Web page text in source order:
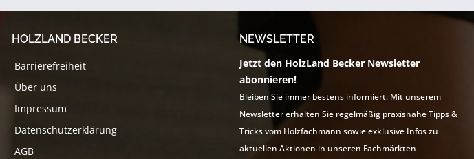
HOLZLAND BECKER
Barrierefreiheit
Über uns
Impressum
Datenschutzerklärung
AGB
NEWSLETTER
Jetzt den HolzLand Becker Newsletter
abonnieren!
Bleiben Sie immer bestens informiert: Mit unserem
Newsletter erhalten Sie regelmäßig praxisnahe Tipps &
Tricks vom Holzfachmann sowie exklusive Infos zu
aktuellen Aktionen in unseren Fachmärkten